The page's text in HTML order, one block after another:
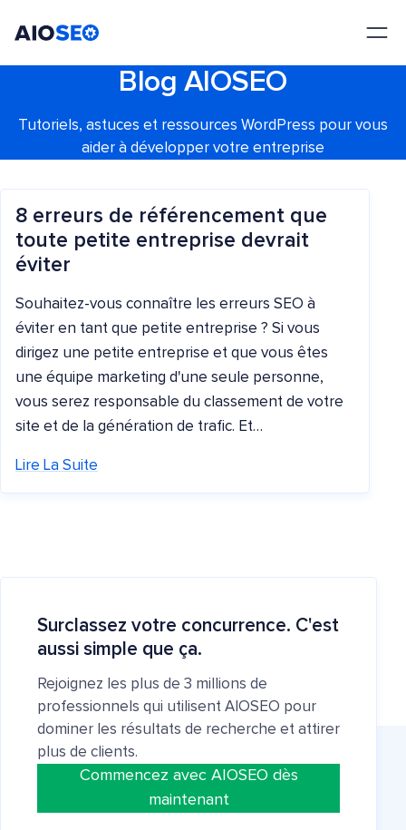
Blog AIOSEO
Tutoriels, astuces et ressources WordPress pour vous
aider à développer votre entreprise
8 erreurs de référencement que
toute petite entreprise devrait
éviter
Souhaitez-vous connaître les erreurs SEO à
éviter en tant que petite entreprise ? Si vous
dirigez une petite entreprise et que vous êtes
une équipe marketing d'une seule personne,
vous serez responsable du classement de votre
site et de la génération de trafic. Et…
Lire La Suite
Surclassez votre concurrence. C'est
aussi simple que ça.
Rejoignez les plus de 3 millions de
professionnels qui utilisent AIOSEO pour
dominer les résultats de recherche et attirer
plus de clients.
Commencez avec AIOSEO dès
maintenant